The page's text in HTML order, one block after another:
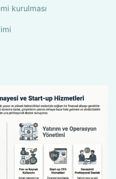
kurulması